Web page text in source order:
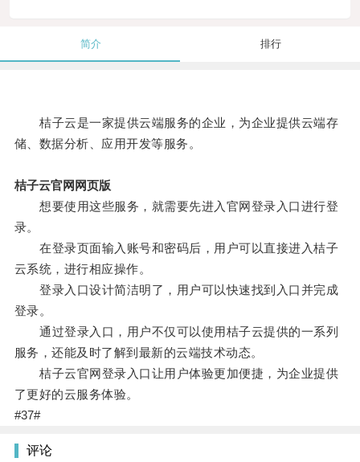
简介 排行
桔子云是一家提供云端服务的企业，为企业提供云端存
储、数据分析、应用开发等服务。
桔子云官网网页版
想要使用这些服务，就需要先进入官网登录入口进行登
录。
在登录页面输入账号和密码后，用户可以直接进入桔子
云系统，进行相应操作。
登录入口设计简洁明了，用户可以快速找到入口并完成
登录。
通过登录入口，用户不仅可以使用桔子云提供的一系列
服务，还能及时了解到最新的云端技术动态。
桔子云官网登录入口让用户体验更加便捷，为企业提供
了更好的云服务体验。
#37#
评论